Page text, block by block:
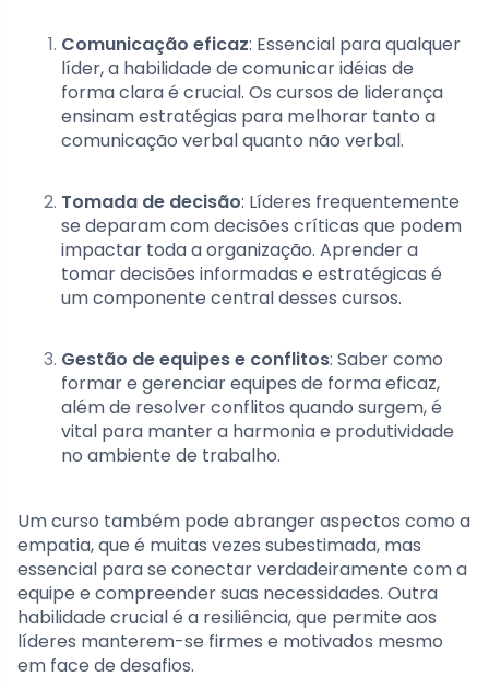
Comunicação eficaz: Essencial para qualquer
líder, a habilidade de comunicar idéias de
forma clara é crucial. Os cursos de liderança
ensinam estratégias para melhorar tanto a
comunicação verbal quanto não verbal.
Tomada de decisão: Líderes frequentemente
se deparam com decisões críticas que podem
impactar toda a organização. Aprender a
tomar decisões informadas e estratégicas é
um componente central desses cursos.
Gestão de equipes e conflitos: Saber como
formar e gerenciar equipes de forma eficaz,
além de resolver conflitos quando surgem, é
vital para manter a harmonia e produtividade
no ambiente de trabalho.
Um curso também pode abranger aspectos como a
empatia, que é muitas vezes subestimada, mas
essencial para se conectar verdadeiramente com a
equipe e compreender suas necessidades. Outra
habilidade crucial é a resiliência, que permite aos
líderes manterem-se firmes e motivados mesmo
em face de desafios.